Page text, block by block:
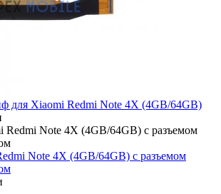
для Xiaomi Redmi Note 4X (4GB/64GB)
Note 4X (4GB/64GB) с разъемом